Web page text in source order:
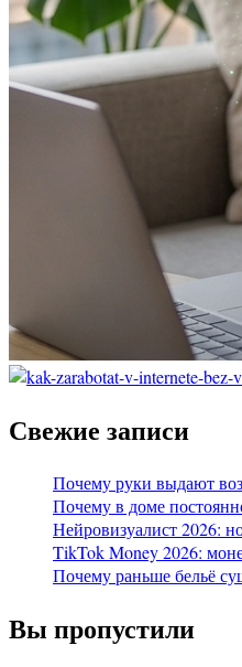
Свежие записи
Почему руки выдают
Почему в доме
Нейровизуалист 2026:
TikTok Money 2026:
Почему раньше бельё
Вы пропустили